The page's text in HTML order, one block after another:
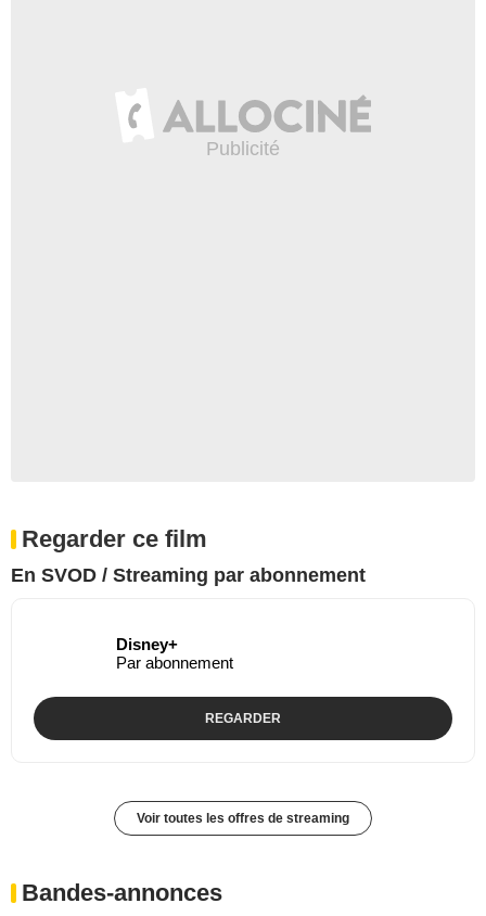
Regarder ce film
En SVOD / Streaming par abonnement
Disney+
Par abonnement
REGARDER
Voir toutes les offres de streaming
Bandes-annonces